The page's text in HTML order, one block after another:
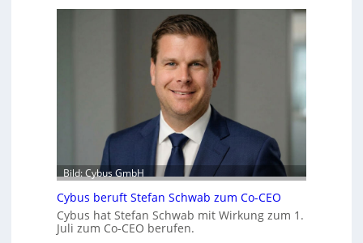
s
s
n
e
s
s
E
-
i
e
n
f
ü
Bild: Cybus GmbH
Cybus beruft Stefan Schwab zum Co-CEO
Cybus hat Stefan Schwab mit Wirkung zum 1.
Juli zum Co-CEO berufen.